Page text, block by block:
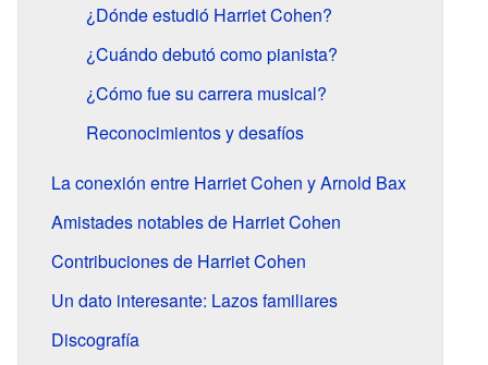
¿Dónde estudió Harriet Cohen?
¿Cuándo debutó como pianista?
¿Cómo fue su carrera musical?
Reconocimientos y desafíos
La conexión entre Harriet Cohen y Arnold Bax
Amistades notables de Harriet Cohen
Contribuciones de Harriet Cohen
Un dato interesante: Lazos familiares
Discografía